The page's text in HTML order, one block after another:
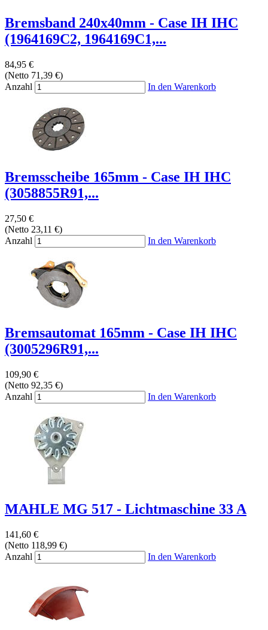
Bremsband 240x40mm - Case IH IHC
(1964169C2, 1964169C1,...
84,95 €
(Netto 71,39 €)
Anzahl
In den Warenkorb
Bremsscheibe 165mm - Case IH IHC
(3058855R91,...
27,50 €
(Netto 23,11 €)
Anzahl
In den Warenkorb
Bremsautomat 165mm - Case IH IHC
(3005296R91,...
109,90 €
(Netto 92,35 €)
Anzahl
In den Warenkorb
MAHLE MG 517 - Lichtmaschine 33 A
141,60 €
(Netto 118,99 €)
Anzahl
In den Warenkorb